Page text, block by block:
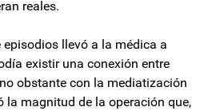
reales.
episodios llevó a la médica a
existir una conexión entre
obstante con la mediatización
la magnitud de la operación que,